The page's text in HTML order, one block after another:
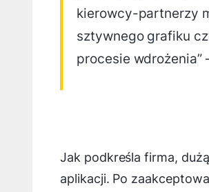
kierowcy-partnerzy
sztywnego grafiku
procesie wdrożenia”
Jak podkreśla firma,
aplikacji. Po